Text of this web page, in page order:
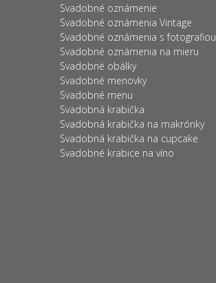
Svadobné oznámenie
Svadobné oznámenia Vintage
Svadobné oznámenia s fotografiou
Svadobné oznámenia na mieru
Svadobné obálky
Svadobné menovky
Svadobné menu
Svadobná krabička
Svadobná krabička na makrónky
Svadobná krabička na cupcake
Svadobné krabice na víno